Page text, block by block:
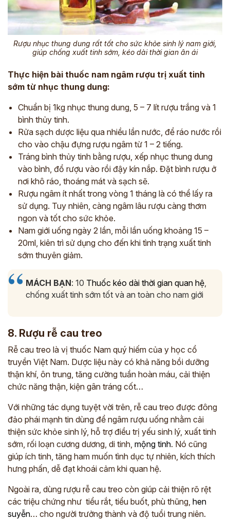
Rượu nhục thung dung rất tốt cho sức khỏe sinh lý nam giới,
giúp chống xuất tinh sớm, kéo dài thời gian ân ái
Thực hiện bài thuốc nam ngâm rượu trị xuất tinh
sớm từ nhục thung dung:
Chuẩn bị 1kg nhục thung dung, 5 – 7 lít rượu trắng và 1
bình thủy tinh.
Rửa sạch dược liệu qua nhiều lần nước, để ráo nước rồi
cho vào chậu đựng rượu ngâm từ 1 – 2 tiếng.
Tráng bình thủy tinh bằng rượu, xếp nhục thung dung
vào bình, đổ rượu vào rồi đậy kín nắp. Đặt bình rượu ở
nơi khô ráo, thoáng mát và sạch sẽ.
Rượu ngâm ít nhất trong vòng 1 tháng là có thể lấy ra
sử dụng. Tuy nhiên, càng ngâm lâu rượu càng thơm
ngon và tốt cho sức khỏe.
Nam giới uống ngày 2 lần, mỗi lần uống khoảng 15 –
20ml, kiên trì sử dụng cho đến khi tình trạng xuất tinh
sớm thuyên giảm.
MÁCH BẠN: 10 Thuốc kéo dài thời gian quan hệ
chống xuất tinh sớm tốt và an toàn cho nam giới
8. Rượu rễ cau treo
Rễ cau treo là vị thuốc Nam quý hiếm của y học cổ
truyền Việt Nam. Dược liệu này có khả năng bồi dưỡng
thận khí, ôn trung, tăng cường tuần hoàn máu, cải thiện
chức năng thận, kiện gân tráng cốt…
Với những tác dụng tuyệt vời trên, rễ cau treo được đông
đảo phái mạnh tin dùng để ngâm rượu uống nhằm cải
thiện sức khỏe sinh lý, hỗ trợ điều trị yếu sinh lý, xuất tinh
sớm, rối loạn cương dương, di tinh, mộng tinh. Nó cũng
giúp ích tinh, tăng ham muốn tình dục tự nhiên, kích thích
hưng phấn, dễ đạt khoái cảm khi quan hệ.
Ngoài ra, dùng rượu rễ cau treo còn giúp cải thiện rõ rệt
các triệu chứng như tiểu rắt, tiểu buốt, phù thũng, hen
suyễn… cho người trưởng thành và độ tuổi trung niên.